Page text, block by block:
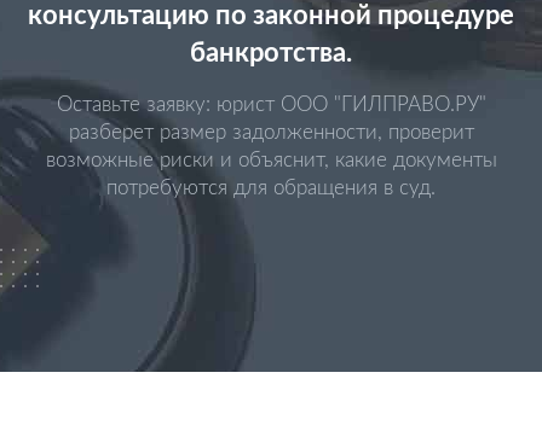
консультацию по законной процедуре
банкротства.
Оставьте заявку: юрист ООО "ГИЛПРАВО.РУ"
разберет размер задолженности, проверит
возможные риски и объяснит, какие документы
потребуются для обращения в суд.